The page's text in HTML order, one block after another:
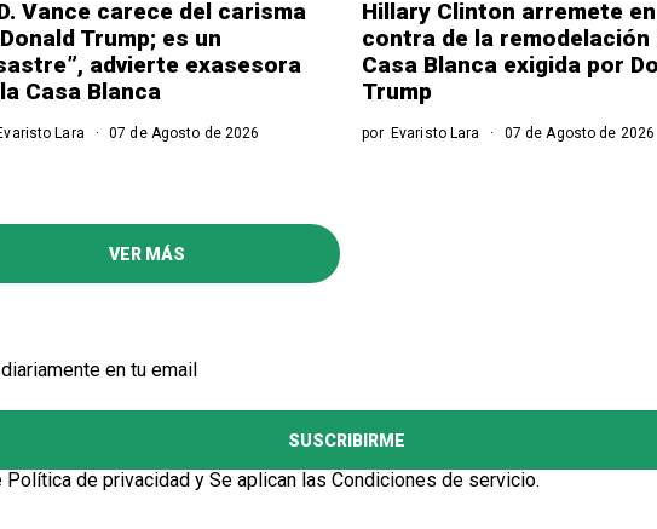
Vance carece del carisma
Trump; es un
advierte exasesora
Casa Blanca
Lara 07 de Agosto de 2026
Hillary Clinton arremete en
contra de la remodelación
Casa Blanca exigida por
Trump
por Evaristo Lara 07 de Agosto de 2026
VER MÁS
en tu email
SUSCRIBIRME
Política de privacidad y Se aplican las Condiciones de servicio.